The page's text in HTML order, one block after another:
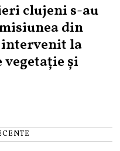
clujeni s-au
din
intervenit la
și